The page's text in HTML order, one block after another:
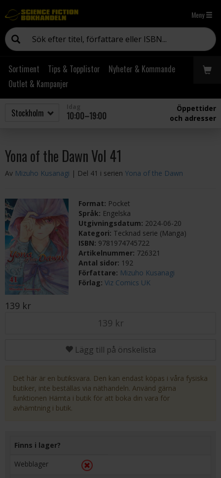
Meny
Sortiment Tips & Topplistor
Nyheter & Kommande
Outlet & Kampanjer
10:00–19:00
Öppettider
och adresser
Yona of the Dawn Vol 41
Av Mizuho Kusanagi | Del 41 i serien Yona of the Dawn
Format: Pocket
Språk: Engelska
Utgivningsdatum: 2024-06-20
Kategori: Tecknad serie (Manga)
ISBN: 9781974745722
Artikelnummer: 726321
Antal sidor: 192
Författare: Mizuho Kusanagi
Förlag:Viz Comics UK
139 kr
139 kr
Lägg till på önskelista
Det här är en butiksvara. Den kan endast köpas i våra fysiska
butiker, inte beställas via näthandeln. Använd gärna
funktionen Hämta i butik för att boka din vara för
avhämtning i butik.
Finns i lager?
Webblager